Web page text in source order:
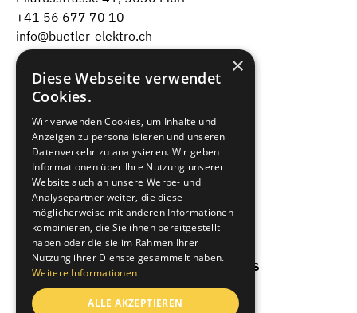
+41 56 677 70 10
info@buetler-elektro.ch
Dienstleistungen
Projekte
Über uns
Jobs & Karriere
Lehre bei uns
Stromsparmodus aus
×
Diese Webseite verwendet
Cookies.
Wir verwenden Cookies, um Inhalte und
Anzeigen zu personalisieren und unseren
Datenverkehr zu analysieren. Wir geben
Informationen über Ihre Nutzung unserer
Website auch an unsere Werbe- und
Analysepartner weiter, die diese
möglicherweise mit anderen Informationen
kombinieren, die Sie ihnen bereitgestellt
haben oder die sie im Rahmen Ihrer
Nutzung ihrer Dienste gesammelt haben.
Weitere Informationen
ALLE AKZEPTIEREN